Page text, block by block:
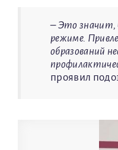
– Это значит,
режиме.
образований
проявил